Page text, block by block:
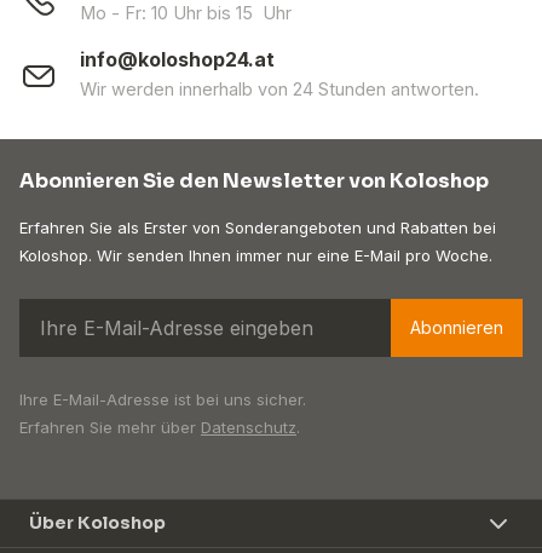
Mo - Fr: 10 Uhr bis 15 Uhr
info@koloshop24.at
Wir werden innerhalb von 24 Stunden antworten.
Abonnieren Sie den Newsletter von Koloshop
Erfahren Sie als Erster von Sonderangeboten und Rabatten bei
Koloshop. Wir senden Ihnen immer nur eine E-Mail pro Woche.
Abonnieren
Ihre E-Mail-Adresse ist bei uns sicher.
Erfahren Sie mehr über Datenschutz.
Über Koloshop